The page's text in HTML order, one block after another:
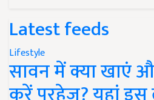
Latest feeds
Lifestyle
सावन में क्या खाएं